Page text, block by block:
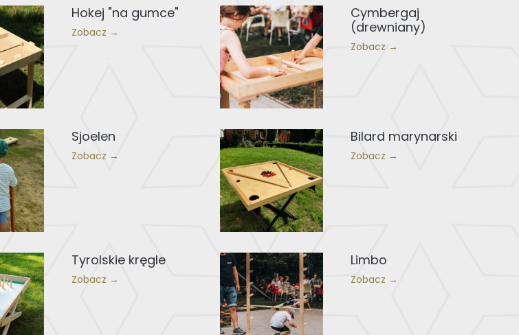
Hokej "na gumce"
Zobacz →
Cymbergaj
(drewniany)
Zobacz →
Sjoelen
Zobacz →
Bilard marynarski
Zobacz →
Tyrolskie kręgle
Zobacz →
Limbo
Zobacz →